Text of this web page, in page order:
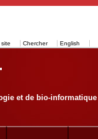
Chercher English
et de bio-informatique